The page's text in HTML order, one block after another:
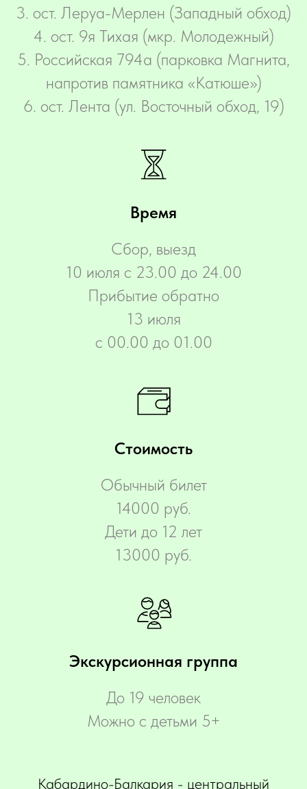
3. ост. Леруа-Мерлен (Западный обход)
4. ост. 9я Тихая (мкр. Молодежный)
5. Российская 794а (парковка Магнита,
напротив памятника «Катюше»)
6. ост. Лента (ул. Восточный обход, 19)
Время
Сбор, выезд
10 июля с 23.00 до 24.00
Прибытие обратно
13 июля
с 00.00 до 01.00
Стоимость
Обычный билет
14000 руб.
Дети до 12 лет
13000 руб.
Экскурсионная группа
До 19 человек
Можно с детьми 5+
Кабардино-Балкария - центральный